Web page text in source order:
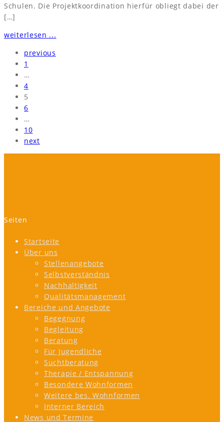
Schulen. Die Projektkoordination hierfür obliegt dabei der
[…]
weiterlesen ...
previous
1
…
4
5
6
…
10
next
Seiten
Startseite
Über uns
Stellenangebote
Selbstverständnis
Nachhaltigkeit
Qualitätsmanagement
Bereiche und Angebote
Begegnung
Begleitung
Beratung
Für Jugendliche
Suchtberatung
Therapie / Entspannung
Besondere Wohnformen
Weitere bes. Wohnformen
Interner Bereich
News und Termine